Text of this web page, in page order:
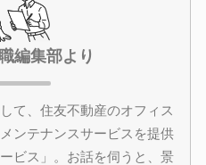
編集部より
て、住友不動産のオフィス
ンテナンスサービスを提供
ビス」。お話を伺うと、景